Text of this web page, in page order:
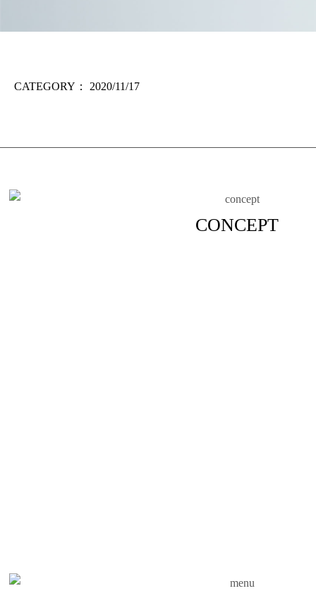
CATEGORY： 2020/11/17
CONCEPT